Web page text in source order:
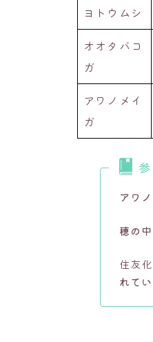
ヨトウムシ
オオタバコ
ガ
アワノメイ
ガ
アワ
穂の
住友
れて